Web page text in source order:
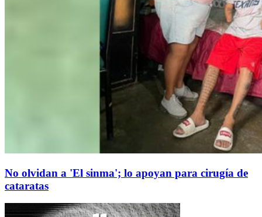
No olvidan a 'El sinma'; lo apoyan para cirugía de
cataratas